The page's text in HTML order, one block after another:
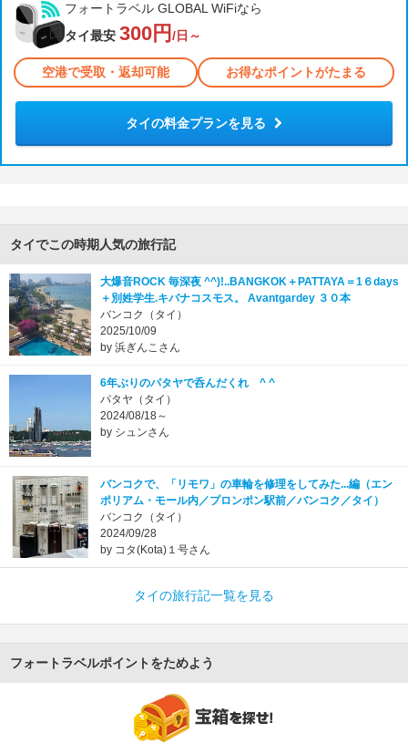
フォートラベル GLOBAL WiFiなら
タイ最安 300円 /日～
空港で受取・返却可能 お得なポイントがたまる
タイの料金プランを見る
タイでこの時期人気の旅行記
大爆音ROCK 毎深夜 ^^)!..BANGKOK＋PATTAYA＝1６days
＋別姓学生.キバナコスモス。 Avantgardey ３０本
バンコク（タイ）
2025/10/09
by 浜ぎんこさん
6年ぶりのパタヤで呑んだくれ ^ ^
パタヤ（タイ）
2024/08/18～
by シュンさん
バンコクで、「リモワ」の車輪を修理をしてみた...編（エン
ポリアム・モール内／プロンポン駅前／バンコク／タイ）
バンコク（タイ）
2024/09/28
by コタ(Kota)１号さん
タイの旅行記一覧を見る
フォートラベルポイントをためよう